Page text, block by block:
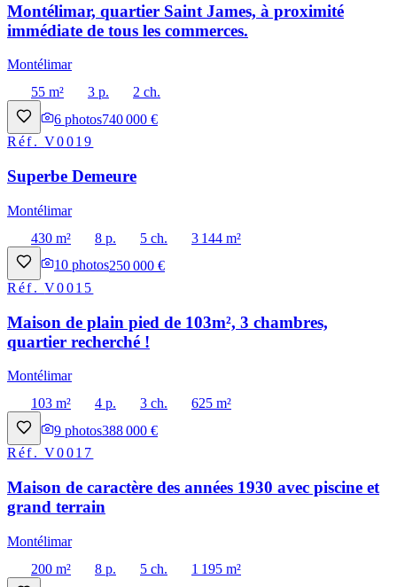
Montélimar, quartier Saint James, à proximité
immédiate de tous les commerces.
Montélimar
55 m²
3 p.
2 ch.
6 photos740 000 €
Réf.V0019
Superbe Demeure
Montélimar
430 m²
8 p. 5 ch.
3 144 m²
10 photos250 000 €
Réf.V0015
Maison de plain pied de 103m², 3 chambres,
quartier recherché !
Montélimar
103 m²
4 p. 3 ch.
625 m²
9 photos388 000 €
Réf.V0017
Maison de caractère des années 1930 avec piscine et
grand terrain
Montélimar
200 m²
8 p. 5 ch.
1 195 m²